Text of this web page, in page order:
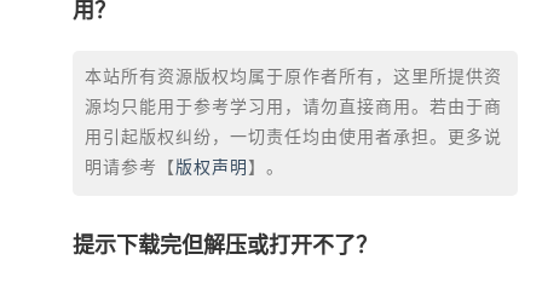
用？
本站所有资源版权均属于原作者所有，这里所提供资
源均只能用于参考学习用，请勿直接商用。若由于商
用引起版权纠纷，一切责任均由使用者承担。更多说
明请参考【 版权声明 】。
提示下载完但解压或打开不了？